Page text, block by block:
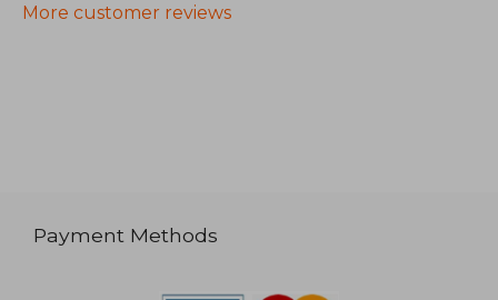
More customer reviews
Payment Methods